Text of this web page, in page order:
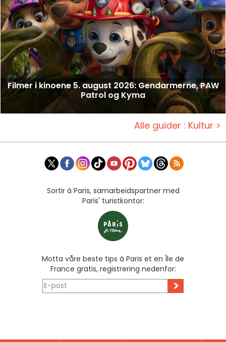
Filmer i kinoene 5. august 2026: Gendarmerne, PAW
Patrol og Kyma
Alle guider : Kultur >
Sortir à Paris, samarbeidspartner med
Paris' turistkontor:
Motta våre beste tips à Paris et en Île de
France gratis, registrering nedenfor:
>